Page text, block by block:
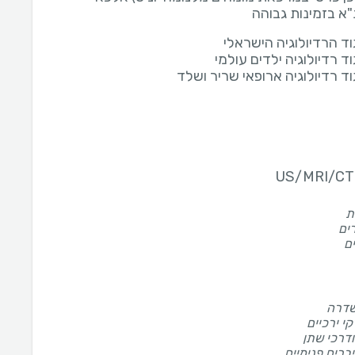
בזמינות גבוהה
הרדיולוגיה הישראלי
רדיולוגיה ילדים עולמי
רדיולוגיה ארופאי שריר ושלד
ירכיים
שתן